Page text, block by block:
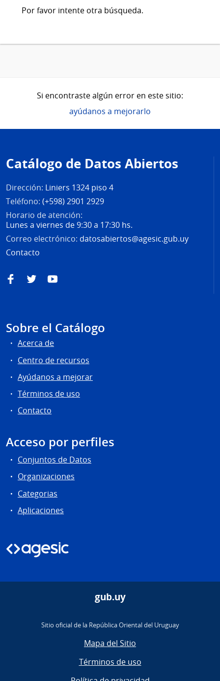
Por favor intente otra búsqueda.
Si encontraste algún error en este sitio:
ayúdanos a mejorarlo
de
página
Catálogo de Datos Abiertos
Dirección: Liniers 1324 piso 4
Teléfono: (+598) 2901 2929
Horario de atención:
Lunes a viernes de 9:30 a 17:30 hs.
Correo electrónico: datosabiertos@agesic.gub.uy
Contacto
FacebookTwitterYouTube
Sobre el Catálogo
Acerca de
Centro de recursos
Ayúdanos a mejorar
Términos de uso
Contacto
Acceso por perfiles
Conjuntos de Datos
Organizaciones
Categorias
Aplicaciones
gub.uy
Sitio oficial de la República Oriental del Uruguay
Mapa del Sitio
Términos de uso